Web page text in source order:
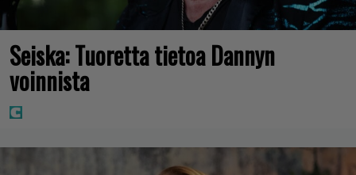
Seiska: Tuoretta tietoa Dannyn
voinnista